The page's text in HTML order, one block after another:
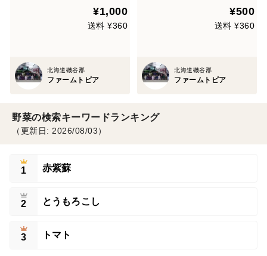
¥1,000
送料 ¥360
北海道磯谷郡
ファームトピア
¥500
送料 ¥360
北海道磯谷郡
ファームトピア
野菜の検索キーワードランキング
（更新日: 2026/08/03）
1 赤紫蘇
2 とうもろこし
3 トマト